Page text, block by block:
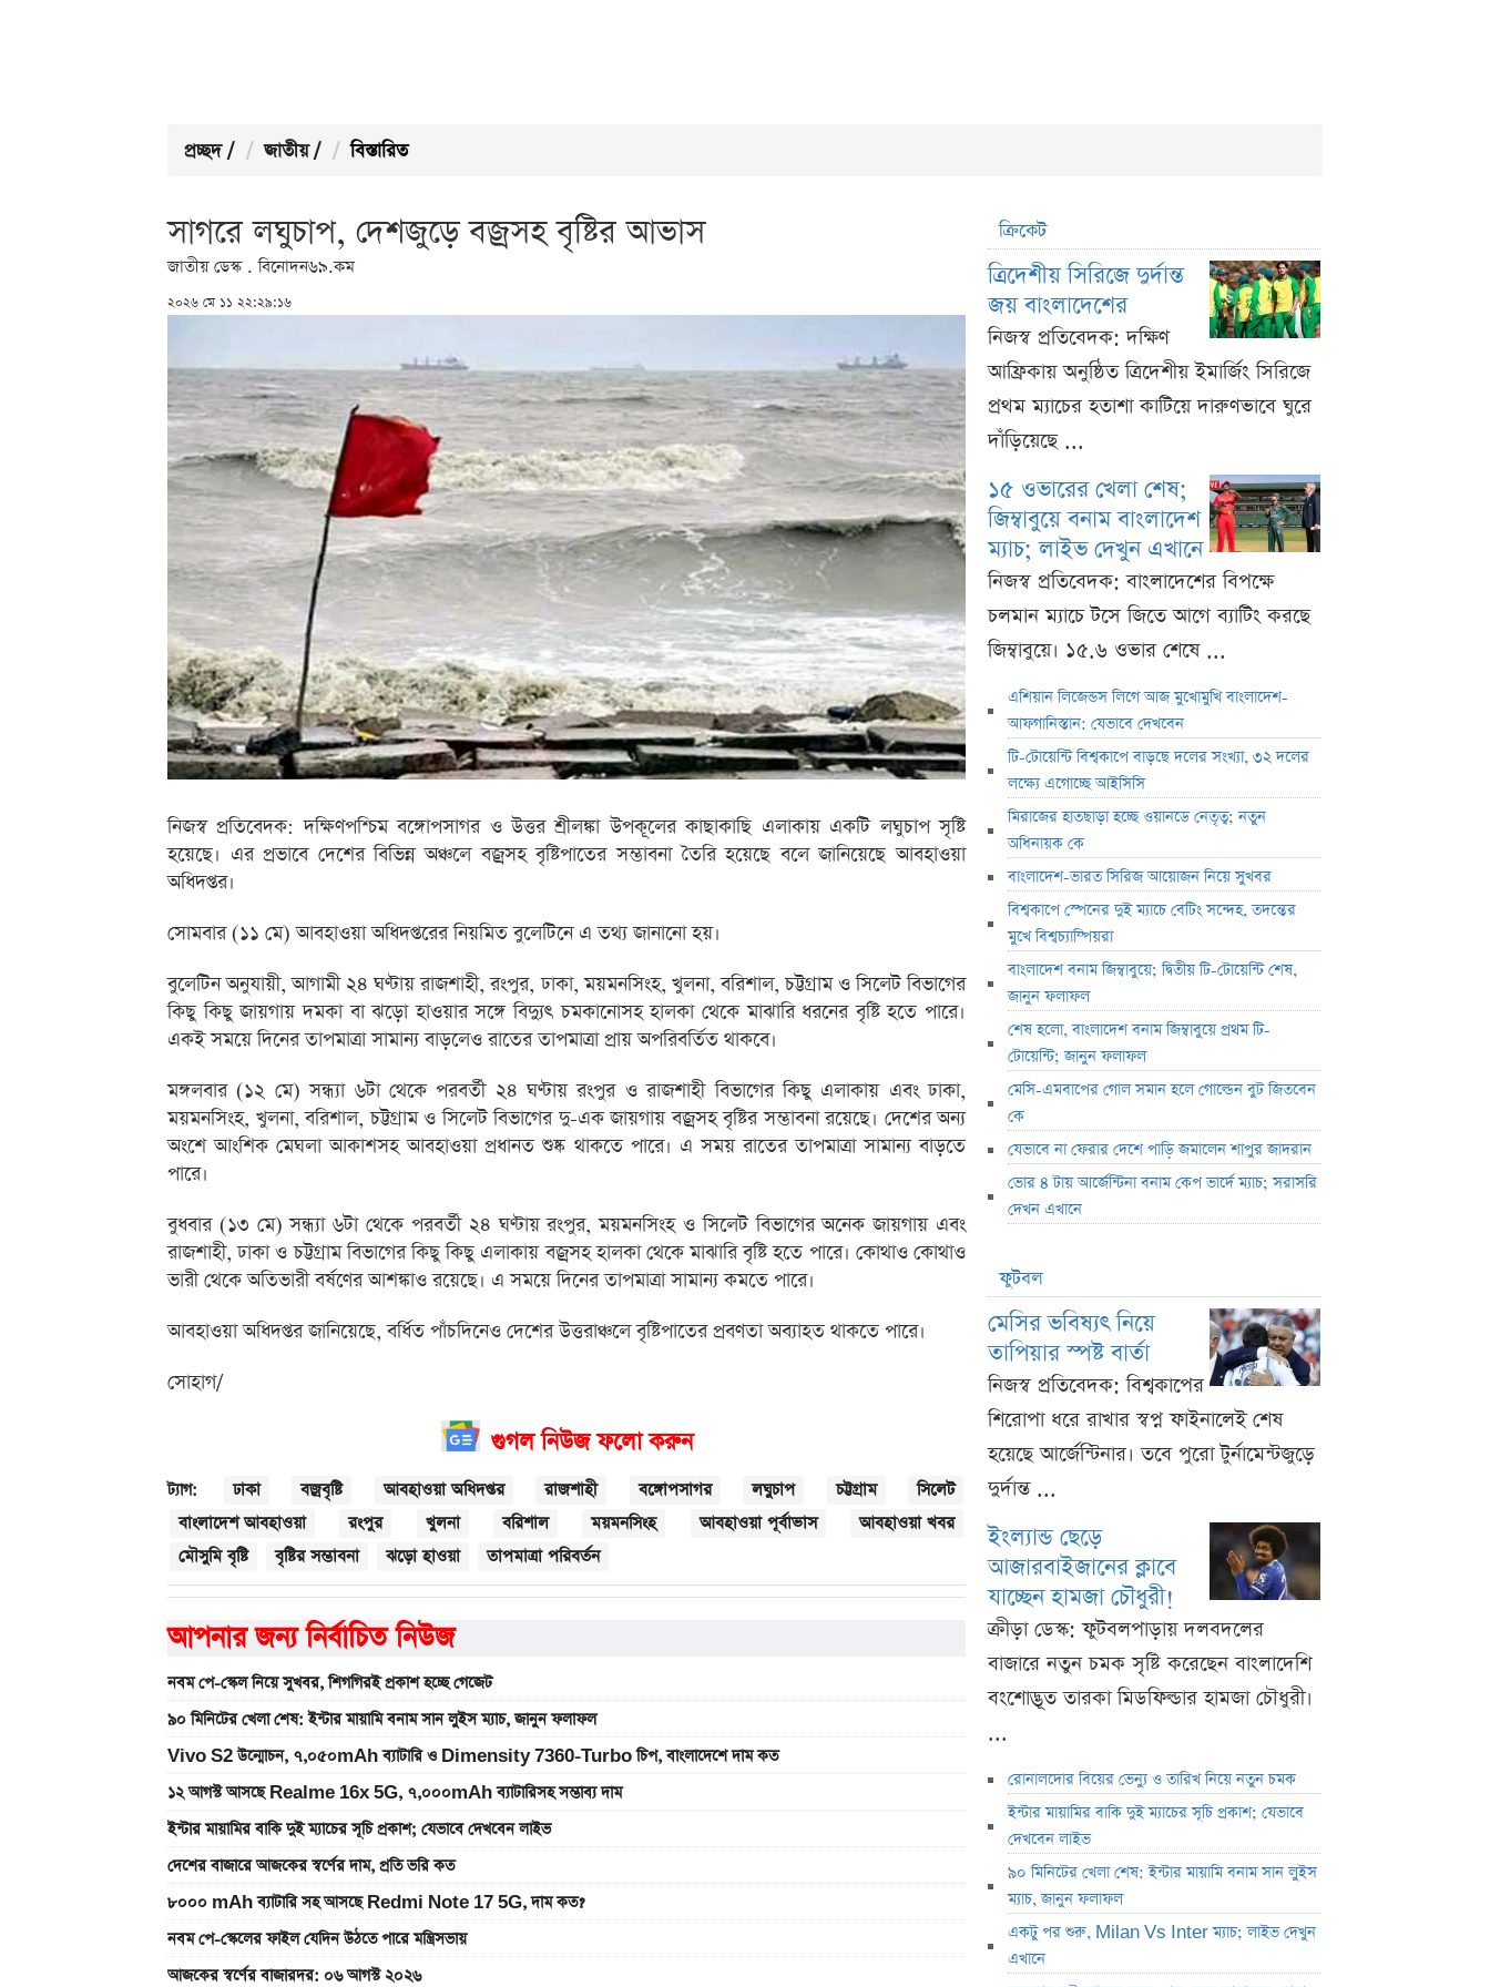
প্রচ্ছদ / জাতীয় / বিস্তারিত
সাগরে লঘুচাপ, দেশজুড়ে বজ্রসহ বৃষ্টির আভাস
জাতীয় ডেস্ক . বিনোদন৬৯.কম
২০২৬ মে ১১ ২২:২৯:১৬
নিজস্ব প্রতিবেদক: দক্ষিণপশ্চিম বঙ্গোপসাগর ও উত্তর শ্রীলঙ্কা উপকূলের কাছাকাছি এলাকায় একটি লঘুচাপ সৃষ্টি
হয়েছে। এর প্রভাবে দেশের বিভিন্ন অঞ্চলে বজ্রসহ বৃষ্টিপাতের সম্ভাবনা তৈরি হয়েছে বলে জানিয়েছে আবহাওয়া
অধিদপ্তর।
সোমবার (১১ মে) আবহাওয়া অধিদপ্তরের নিয়মিত বুলেটিনে এ তথ্য জানানো হয়।
বুলেটিন অনুযায়ী, আগামী ২৪ ঘণ্টায় রাজশাহী, রংপুর, ঢাকা, ময়মনসিংহ, খুলনা, বরিশাল, চট্টগ্রাম ও সিলেট বিভাগের
কিছু কিছু জায়গায় দমকা বা ঝড়ো হাওয়ার সঙ্গে বিদ্যুৎ চমকানোসহ হালকা থেকে মাঝারি ধরনের বৃষ্টি হতে পারে।
একই সময়ে দিনের তাপমাত্রা সামান্য বাড়লেও রাতের তাপমাত্রা প্রায় অপরিবর্তিত থাকবে।
মঙ্গলবার (১২ মে) সন্ধ্যা ৬টা থেকে পরবর্তী ২৪ ঘণ্টায় রংপুর ও রাজশাহী বিভাগের কিছু এলাকায় এবং ঢাকা,
ময়মনসিংহ, খুলনা, বরিশাল, চট্টগ্রাম ও সিলেট বিভাগের দু-এক জায়গায় বজ্রসহ বৃষ্টির সম্ভাবনা রয়েছে। দেশের অন্য
অংশে আংশিক মেঘলা আকাশসহ আবহাওয়া প্রধানত শুষ্ক থাকতে পারে। এ সময় রাতের তাপমাত্রা সামান্য বাড়তে
পারে।
বুধবার (১৩ মে) সন্ধ্যা ৬টা থেকে পরবর্তী ২৪ ঘণ্টায় রংপুর, ময়মনসিংহ ও সিলেট বিভাগের অনেক জায়গায় এবং
রাজশাহী, ঢাকা ও চট্টগ্রাম বিভাগের কিছু কিছু এলাকায় বজ্রসহ হালকা থেকে মাঝারি বৃষ্টি হতে পারে। কোথাও কোথাও
ভারী থেকে অতিভারী বর্ষণের আশঙ্কাও রয়েছে। এ সময়ে দিনের তাপমাত্রা সামান্য কমতে পারে।
আবহাওয়া অধিদপ্তর জানিয়েছে, বর্ধিত পাঁচদিনেও দেশের উত্তরাঞ্চলে বৃষ্টিপাতের প্রবণতা অব্যাহত থাকতে পারে।
সোহাগ/
গুগল নিউজ ফলো করুন
ট্যাগ: ঢাকা বজ্রবৃষ্টি আবহাওয়া অধিদপ্তর রাজশাহী বঙ্গোপসাগর লঘুচাপ চট্টগ্রাম
সিলেট
বাংলাদেশ আবহাওয়া
রংপুর খুলনা বরিশাল ময়মনসিংহ আবহাওয়া পূর্বাভাস
আবহাওয়া খবর
মৌসুমি বৃষ্টি
বৃষ্টির সম্ভাবনা ঝড়ো হাওয়া তাপমাত্রা পরিবর্তন
আপনার জন্য নির্বাচিত নিউজ
নবম পে-স্কেল নিয়ে সুখবর, শিগগিরই প্রকাশ হচ্ছে গেজেট
৯০ মিনিটের খেলা শেষ: ইন্টার মায়ামি বনাম সান লুইস ম্যাচ, জানুন ফলাফল
Vivo S2 উন্মোচন, ৭,০৫০mAh ব্যাটারি ও Dimensity 7360-Turbo চিপ, বাংলাদেশে দাম কত
১২ আগস্ট আসছে Realme 16x 5G, ৭,০০০mAh ব্যাটারিসহ সম্ভাব্য দাম
ইন্টার মায়ামির বাকি দুই ম্যাচের সূচি প্রকাশ; যেভাবে দেখবেন লাইভ
দেশের বাজারে আজকের স্বর্ণের দাম, প্রতি ভরি কত
৮০০০ mAh ব্যাটারি সহ আসছে Redmi Note 17 5G, দাম কত?
নবম পে-স্কেলের ফাইল যেদিন উঠতে পারে মন্ত্রিসভায়
আজকের স্বর্ণের বাজারদর: ০৬ আগস্ট ২০২৬
ক্রিকেট
ত্রিদেশীয় সিরিজে দুর্দান্ত
জয় বাংলাদেশের
নিজস্ব প্রতিবেদক: দক্ষিণ
আফ্রিকায় অনুষ্ঠিত ত্রিদেশীয় ইমার্জিং সিরিজে
প্রথম ম্যাচের হতাশা কাটিয়ে দারুণভাবে ঘুরে
দাঁড়িয়েছে ...
১৫ ওভারের খেলা শেষ;
জিম্বাবুয়ে বনাম বাংলাদেশ
ম্যাচ; লাইভ দেখুন এখানে
নিজস্ব প্রতিবেদক: বাংলাদেশের বিপক্ষে
চলমান ম্যাচে টসে জিতে আগে ব্যাটিং করছে
জিম্বাবুয়ে। ১৫.৬ ওভার শেষে ...
এশিয়ান লিজেন্ডস লিগে আজ মুখোমুখি বাংলাদেশ-
আফগানিস্তান: যেভাবে দেখবেন
টি-টোয়েন্টি বিশ্বকাপে বাড়ছে দলের সংখ্যা, ৩২ দলের
লক্ষ্যে এগোচ্ছে আইসিসি
মিরাজের হাতছাড়া হচ্ছে ওয়ানডে নেতৃত্ব; নতুন
অধিনায়ক কে
বাংলাদেশ-ভারত সিরিজ আয়োজন নিয়ে সুখবর
বিশ্বকাপে স্পেনের দুই ম্যাচে বেটিং সন্দেহ, তদন্তের
মুখে বিশ্বচ্যাম্পিয়রা
বাংলাদেশ বনাম জিম্বাবুয়ে; দ্বিতীয় টি-টোয়েন্টি শেষ,
জানুন ফলাফল
শেষ হলো, বাংলাদেশ বনাম জিম্বাবুয়ে প্রথম টি-
টোয়েন্টি; জানুন ফলাফল
মেসি-এমবাপের গোল সমান হলে গোল্ডেন বুট জিতবেন
কে
যেভাবে না ফেরার দেশে পাড়ি জমালেন শাপুর জাদরান
ভোর ৪ টায় আর্জেন্টিনা বনাম কেপ ভার্দে ম্যাচ; সরাসরি
দেখন এখানে
ফুটবল
মেসির ভবিষ্যৎ নিয়ে
তাপিয়ার স্পষ্ট বার্তা
নিজস্ব প্রতিবেদক: বিশ্বকাপের
শিরোপা ধরে রাখার স্বপ্ন ফাইনালেই শেষ
হয়েছে আর্জেন্টিনার। তবে পুরো টুর্নামেন্টজুড়ে
দুর্দান্ত ...
ইংল্যান্ড ছেড়ে
আজারবাইজানের ক্লাবে
যাচ্ছেন হামজা চৌধুরী!
ক্রীড়া ডেস্ক: ফুটবলপাড়ায় দলবদলের
বাজারে নতুন চমক সৃষ্টি করেছেন বাংলাদেশি
বংশোদ্ভূত তারকা মিডফিল্ডার হামজা চৌধুরী।
...
রোনালদোর বিয়ের ভেন্যু ও তারিখ নিয়ে নতুন চমক
ইন্টার মায়ামির বাকি দুই ম্যাচের সূচি প্রকাশ; যেভাবে
দেখবেন লাইভ
৯০ মিনিটের খেলা শেষ: ইন্টার মায়ামি বনাম সান লুইস
ম্যাচ, জানুন ফলাফল
একটু পর শুরু, Milan Vs Inter ম্যাচ; লাইভ দেখুন
এখানে